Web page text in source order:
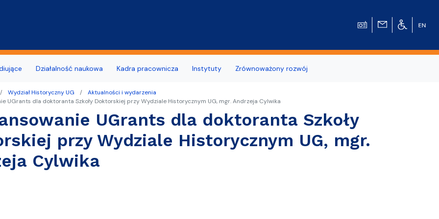
Historycznego
Wydziału Historycznego
Historyczny
Ukrainy
Historycznego
Wynajem pomieszczeń i powierzchni
Deklaracja dostępności
Jubileusz 15-lecia Wydziału Historycznego
Szkoły Doktorskiej przy Wydziale
i wymagające wsparcia
SEA-EU
dydaktycznej
opiekunki roku
Biuro Karier UG
Samorząd Studencki
Relacje z wypraw
Działalność naukowa
& Online
Kadra pracownicza Instytuty Zrównoważony rozwój
Wydział Historyczny UG
Aktualności i wydarzenia
UGrants dla doktoranta Szkoły Doktorskiej przy Wydziale Historycznym UG, mgr. Andrzeja Cylwika
UGrants dla doktoranta Szkoły
przy Wydziale Historycznym UG, mgr.
Cylwika